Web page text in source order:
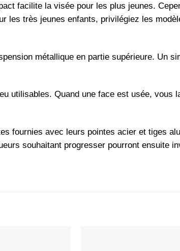
facilite la visée pour les plus jeunes.
les très jeunes enfants, privilégiez les
métallique en partie supérieure. Un
utilisables. Quand une face est usée, vous
fournies avec leurs pointes acier et tiges
souhaitant progresser pourront ensuite